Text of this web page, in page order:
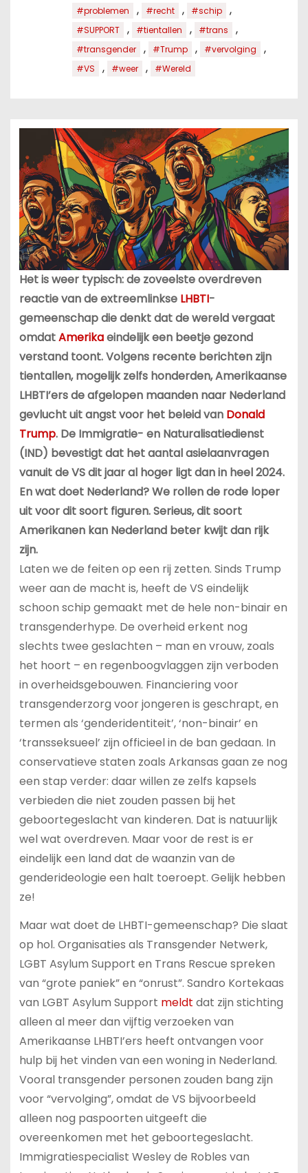
#problemen , #recht , #schip ,
#SUPPORT , #tientallen , #trans ,
#transgender , #Trump , #vervolging ,
#VS , #weer , #Wereld
Het is weer typisch: de zoveelste overdreven
reactie van de extreemlinkse LHBTI-
gemeenschap die denkt dat de wereld vergaat
omdatAmerikaeindelijk een beetje gezond
verstand toont. Volgens recente berichten zijn
tientallen, mogelijk zelfs honderden, Amerikaanse
LHBTI’ers de afgelopen maanden naar Nederland
gevlucht uit angst voor het beleid van Donald
Trump. De Immigratie- en Naturalisatiedienst
(IND) bevestigt dat het aantal asielaanvragen
vanuit de VS dit jaar al hoger ligt dan in heel 2024.
En wat doet Nederland? We rollen de rode loper
uit voor dit soort figuren. Serieus, dit soort
Amerikanen kan Nederland beter kwijt dan rijk
zijn.
Laten we de feiten op een rij zetten. Sinds Trump
weer aan de macht is, heeft de VS eindelijk
schoon schip gemaakt met de hele non-binair en
transgenderhype. De overheid erkent nog
slechts twee geslachten – man en vrouw, zoals
het hoort – en regenboogvlaggen zijn verboden
in overheidsgebouwen. Financiering voor
transgenderzorg voor jongeren is geschrapt, en
termen als ‘genderidentiteit’, ‘non-binair’ en
‘transseksueel’ zijn officieel in de ban gedaan. In
conservatieve staten zoals Arkansas gaan ze nog
een stap verder: daar willen ze zelfs kapsels
verbieden die niet zouden passen bij het
geboortegeslacht van kinderen. Dat is natuurlijk
wel wat overdreven. Maar voor de rest is er
eindelijk een land dat de waanzin van de
genderideologie een halt toeroept. Gelijk hebben
ze!
Maar wat doet de LHBTI-gemeenschap? Die slaat
op hol. Organisaties als Transgender Netwerk,
LGBT Asylum Support en Trans Rescue spreken
van “grote paniek” en “onrust”. Sandro Kortekaas
van LGBT Asylum Support meldt dat zijn stichting
alleen al meer dan vijftig verzoeken van
Amerikaanse LHBTI’ers heeft ontvangen voor
hulp bij het vinden van een woning in Nederland.
Vooral transgender personen zouden bang zijn
voor “vervolging”, omdat de VS bijvoorbeeld
alleen nog paspoorten uitgeeft die
overeenkomen met het geboortegeslacht.
Immigratiespecialist Wesley de Robles van